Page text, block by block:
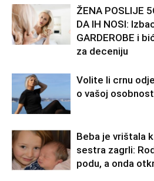
ŽENA POSLIJE
DA IH NOSI:
GARDEROBE i
za deceniju
Volite li crnu
o vašoj
Beba je vrištala
sestra zagrli:
podu, a onda